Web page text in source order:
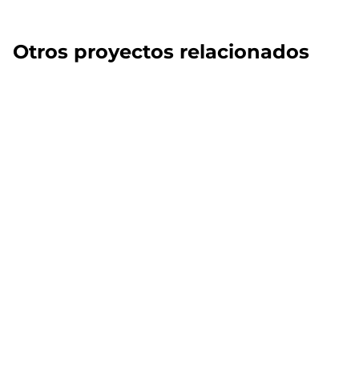
Otros proyectos relacionados